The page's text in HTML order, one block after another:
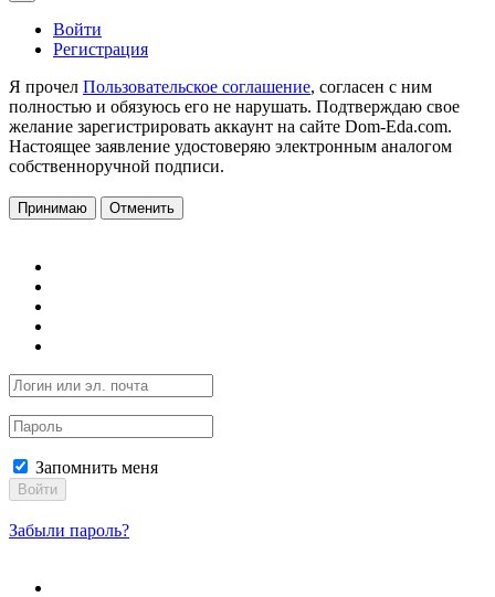
Войти
Регистрация
Я прочел Пользовательское соглашение, согласен с ним
полностью и обязуюсь его не нарушать. Подтверждаю свое
желание зарегистрировать аккаунт на сайте Dom-Eda.com.
Настоящее заявление удостоверяю электронным аналогом
собственноручной подписи.
Принимаю Отменить
Запомнить меня
Войти
Забыли пароль?